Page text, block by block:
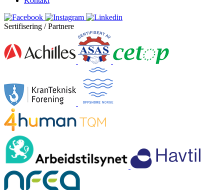
Sertifisering / Partnere